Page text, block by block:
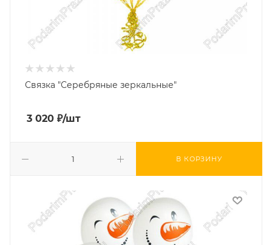
Связка "Серебряные зеркальные"
3 020 ₽/шт
В КОРЗИНУ